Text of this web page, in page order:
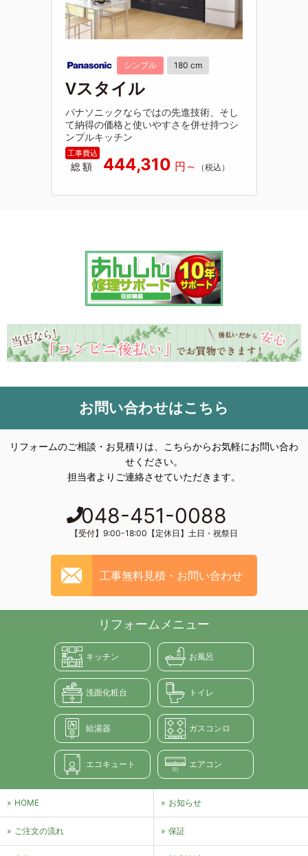
シンプル 180 cm
Vスタイル
パナソニックならではの先進技術、そし
て納得の価格と使いやすさを併せ持つシ
ンプルキッチン
総額 444,310
お問い合わせはこちら
リフォームのご相談・お見積りは、こちらからお気軽にお問い合わ
せください。
担当者よりご連絡させていただきます。
048-451-0088
【受付】9:00-18:00【定休日】土日・祝祭日
工事無料見積・お問い合わせ
リフォームメニュー
キッチン お風呂
洗面化粧台 トイレ
給湯器 ガスコンロ
エコキュート エアコン
HOME お知らせ
ご注文の流れ 保証